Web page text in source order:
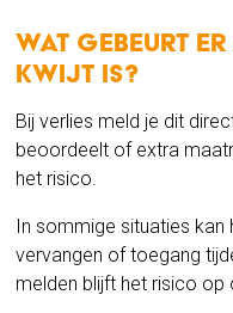
Wat gebeurt
kwijt is?
Bij verlies meld je dit
beoordeelt of extra
het risico.
In sommige situaties
vervangen of toegang
melden blijft het risico